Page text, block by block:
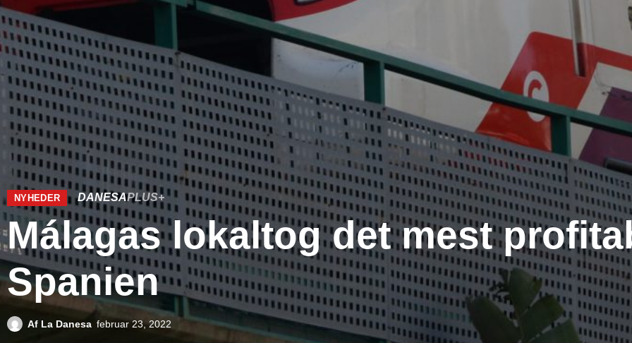
NYHEDER DANESAPLUS+
Málagas lokaltog det mest
Spanien
Af La Danesa februar 23, 2022